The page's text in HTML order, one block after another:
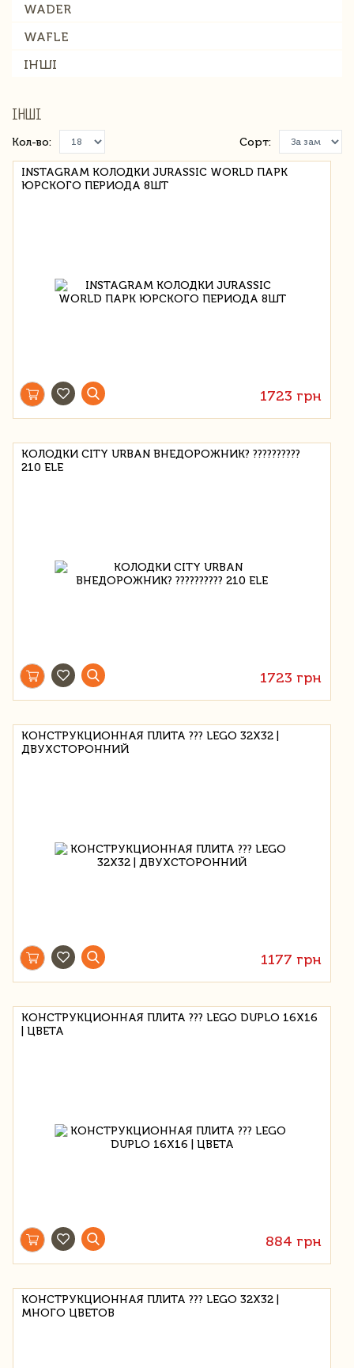
WADER
WAFLE
ІНШІ
ІНШІ
Кол-во: Сорт:
INSTAGRAM КОЛОДКИ JURASSIC WORLD ПАРК
ЮРСКОГО ПЕРИОДА 8ШТ
1723 грн
КОЛОДКИ CITY URBAN ВНЕДОРОЖНИК? ??????????
210 ELE
1723 грн
КОНСТРУКЦИОННАЯ ПЛИТА ??? LEGO 32X32 |
ДВУХСТОРОННИЙ
1177 грн
КОНСТРУКЦИОННАЯ ПЛИТА ??? LEGO DUPLO 16X16
| ЦВЕТА
884 грн
КОНСТРУКЦИОННАЯ ПЛИТА ??? LEGO 32X32 |
МНОГО ЦВЕТОВ